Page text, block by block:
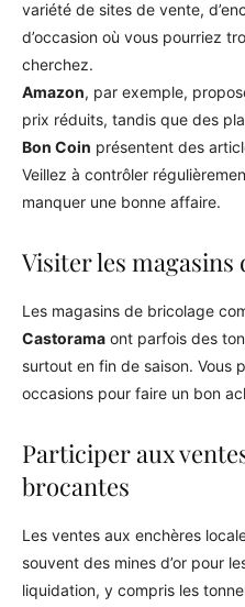
variété de sites de vente,
d’occasion où vous pourriez
cherchez.
Amazon, par exemple,
prix réduits, tandis que des
Bon Coin présentent des
Veillez à contrôler
manquer une bonne affaire.
Visiter les magasins
Les magasins de bricolage
Castorama ont parfois des
surtout en fin de saison. Vous
occasions pour faire un bon
Participer aux
brocantes
Les ventes aux enchères
souvent des mines d’or pour
liquidation, y compris les